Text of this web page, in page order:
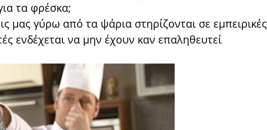
τα φρέσκα;
μας γύρω από τα ψάρια στηρίζονται σε εμπειρικές
ενδέχεται να μην έχουν καν επαληθευτεί